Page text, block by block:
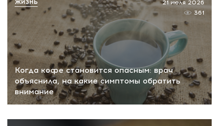
Когда кофе становится опасным: врач
объяснила, на какие симптомы обратить
внимание
21 июля 2026
361
ЖИЗНЬ